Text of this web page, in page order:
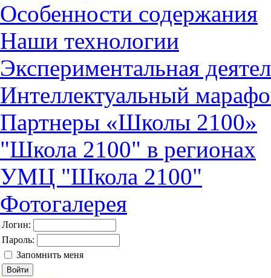
Особенности содержания
Наши технологии
Экспериментальная
Интеллектуальный
Партнеры «Школы 2100»
"Школа 2100" в регионах
УМЦ "Школа 2100"
Фотогалерея
Логин:
Пароль:
Запомнить меня